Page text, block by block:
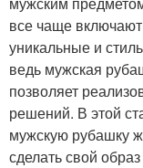
все чаще
уникальные и
ведь мужская
позволяет
решений. В этой
мужскую рубашку
сделать свой